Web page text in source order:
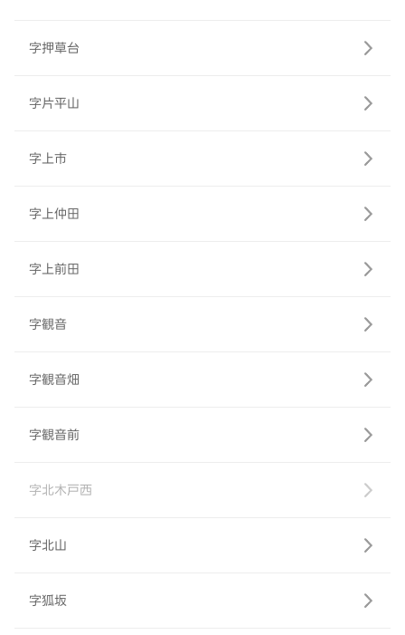
字押草台
字片平山
字上市
字上仲田
字上前田
字観音
字観音畑
字観音前
字北木戸西
字北山
字狐坂